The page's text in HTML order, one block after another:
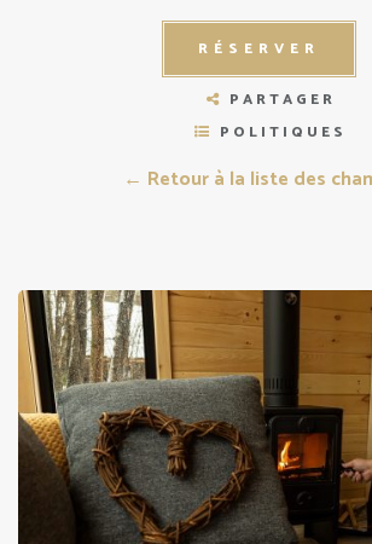
RÉSERVER
PARTAGER
POLITIQUES
← Retour à la liste des